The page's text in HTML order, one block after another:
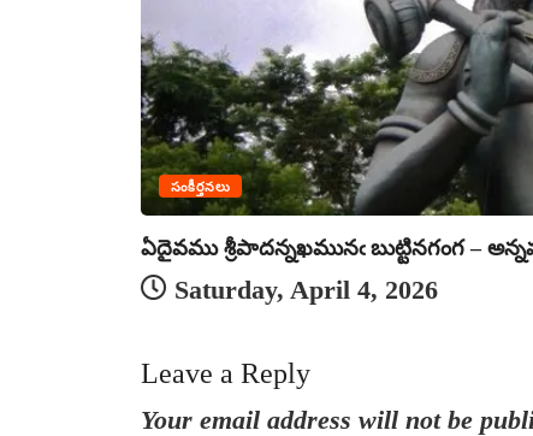
సంకీర్తనలు
ఏదైవము శ్రీపాదన్నఖమునఁ బుట్టినగంగ –
Saturday, April 4, 2026
Leave a Reply
Your email address will not be